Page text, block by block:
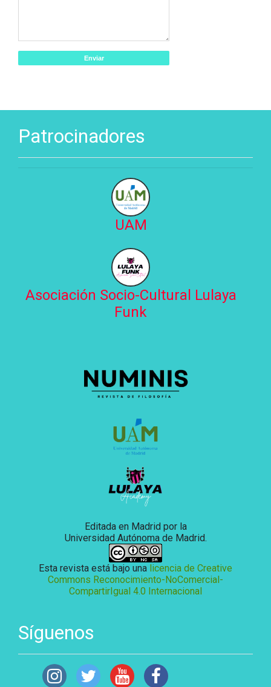
Patrocinadores
UAM
Asociación Socio-Cultural Lulaya
Funk
Editada en Madrid por la
Universidad Autónoma de Madrid.
Esta revista está bajo una licencia de Creative
Commons Reconocimiento-NoComercial-
CompartirIgual 4.0 Internacional
Síguenos